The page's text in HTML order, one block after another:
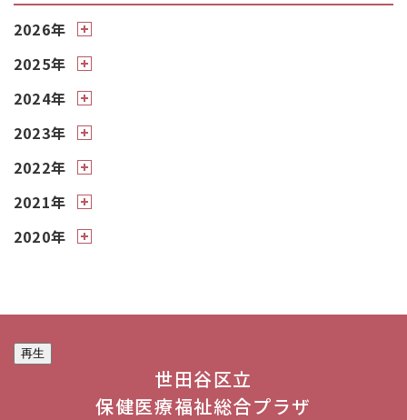
2026年
2025年
2024年
2023年
2022年
2021年
2020年
再生
世田谷区立
保健医療福祉総合プラザ